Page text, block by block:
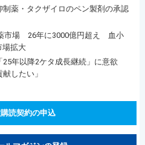
薬・タクザイロのペン製剤の承認
市場 26年に3000億円超え 血小
場拡大
年以降2ケタ成長継続」に意欲
したい」
読契約の申込